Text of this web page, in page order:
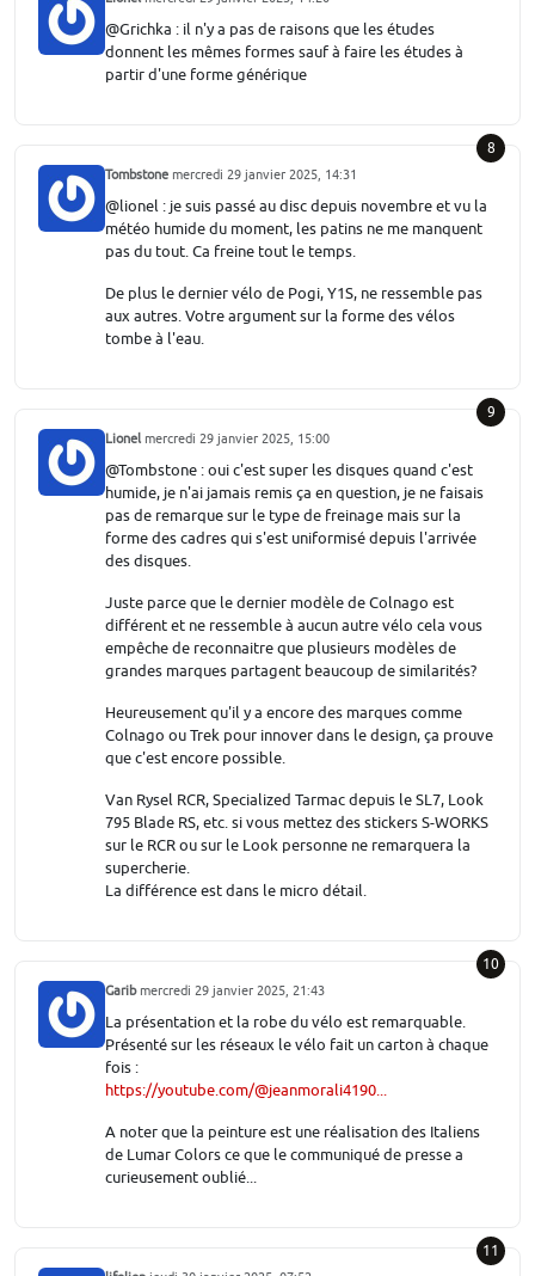
@Grichka : il n'y a pas de raisons que les études
donnent les mêmes formes sauf à faire les études à
partir d'une forme générique
8
Tombstone mercredi 29 janvier 2025, 14:31
@lionel : je suis passé au disc depuis novembre et vu la
météo humide du moment, les patins ne me manquent
pas du tout. Ca freine tout le temps.
De plus le dernier vélo de Pogi, Y1S, ne ressemble pas
aux autres. Votre argument sur la forme des vélos
tombe à l'eau.
9
Lionel mercredi 29 janvier 2025, 15:00
@Tombstone : oui c'est super les disques quand c'est
humide, je n'ai jamais remis ça en question, je ne faisais
pas de remarque sur le type de freinage mais sur la
forme des cadres qui s'est uniformisé depuis l'arrivée
des disques.
Juste parce que le dernier modèle de Colnago est
différent et ne ressemble à aucun autre vélo cela vous
empêche de reconnaitre que plusieurs modèles de
grandes marques partagent beaucoup de similarités?
Heureusement qu'il y a encore des marques comme
Colnago ou Trek pour innover dans le design, ça prouve
que c'est encore possible.
Van Rysel RCR, Specialized Tarmac depuis le SL7, Look
795 Blade RS, etc. si vous mettez des stickers S-WORKS
sur le RCR ou sur le Look personne ne remarquera la
supercherie.
La différence est dans le micro détail.
10
Garibmercredi 29 janvier 2025, 21:43
La présentation et la robe du vélo est remarquable.
Présenté sur les réseaux le vélo fait un carton à chaque
fois :
https://youtube.com/@jeanmorali4190...
A noter que la peinture est une réalisation des Italiens
de Lumar Colors ce que le communiqué de presse a
curieusement oublié...
11